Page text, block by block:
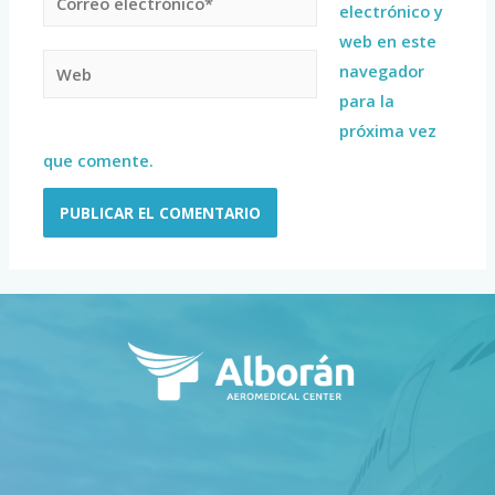
electrónico y
web en este
navegador
para la
próxima vez
que comente.